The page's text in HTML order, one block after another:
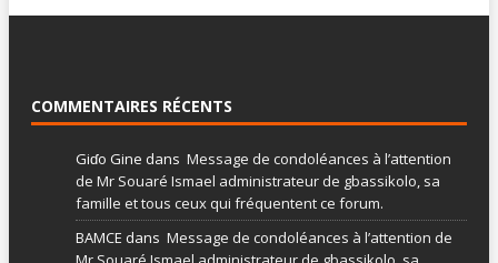
COMMENTAIRES RÉCENTS
Giɗo Gine dans Message de condoléances à l’attention
de Mr Souaré Ismael administrateur de gbassikolo, sa
famille et tous ceux qui fréquentent ce forum.
BAMCE dans Message de condoléances à l’attention de